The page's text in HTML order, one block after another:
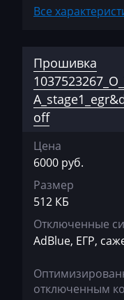
Daewoo
DAF
Daihatsu
Dammann
Derways
Deutz
Dewulf
Dodge
Все
Прошивка
off
Цена
6000 руб.
Размер
512 КБ
Отключенные
AdBlue, ЕГР,
отключенным